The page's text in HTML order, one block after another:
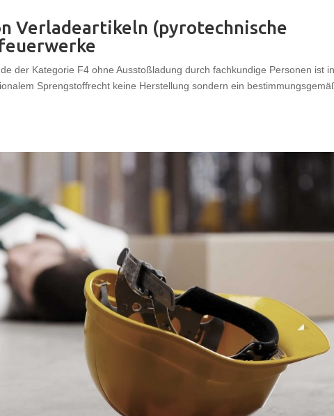
Verladeartikeln (pyrotechnische
der Kategorie F4 ohne Ausstoßladung durch fachkundige Personen ist in
Sprengstoffrecht keine Herstellung sondern ein